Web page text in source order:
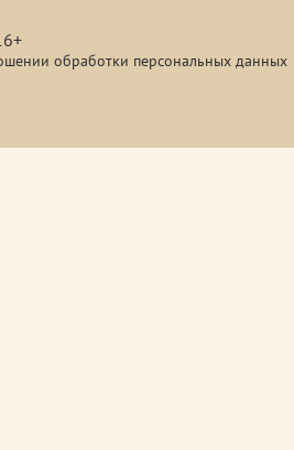
обработки персональных данных